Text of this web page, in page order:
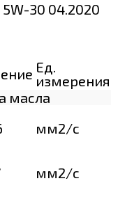
30 04.2020
Ед.
измерения
масла
мм2/с
мм2/с